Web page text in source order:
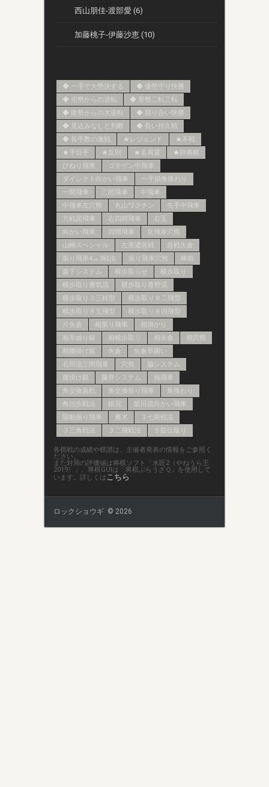
西山朋佳-渡部愛 (6)
加藤桃子-伊藤沙恵 (10)
◆ 一手で大勢決する
◆ 優勢守り快勝
◆ 劣勢からの逆転
◆ 形勢二転三転
◆ 敗勢からの大逆転
◆ 競り合い快勝
◆ 見込みなしと判断
◆ 長い持久戦
◆ 長手数の激戦
★レジェンド
★不戦
★千日手
★反則 ★名局賞
★持将棋
ひねり飛車
ゴキゲン中飛車
ダイレクト向かい飛車
一手損角換わり
一間飛車
三間飛車
中飛車
中飛車左穴熊
丸山ワクチン
先手中飛車
力戦居飛車
右四間飛車
右玉
向かい飛車
四間飛車
居飛車穴熊
山崎スペシャル
左美濃急戦
急戦矢倉
振り飛車4→3戦法
振り飛車穴熊
棒銀
森下システム
横歩取らせ
横歩取り
横歩取り勇気流
横歩取り青野流
横歩取り３三桂型
横歩取り８二飛型
横歩取り８五飛型
横歩取り８四飛型
片矢倉
相振り飛車
相掛かり
相早繰り銀
相横歩取り 相矢倉
相穴熊
相腰掛け銀
矢倉
矢倉早囲い
石田流三間飛車
穴熊
脇システム
腰掛け銀
藤井システム
袖飛車
角交換急戦
角交換振り飛車
角換わり
角頭歩戦法
銀冠
阪田流向かい飛車
陽動振り飛車
雁木
３七銀戦法
３三角戦法
３二飛戦法 ５筋位取り
各棋戦の成績や棋譜は、主催者発表の情報をご参照く
ださい。
また対局の評価値は将棋ソフト「水匠2（やねうら王
2019）」、将棋GUIは「将棋ぶらうざＱ」を使用して
います。詳しくは こちら
ロックショウギ © 2026